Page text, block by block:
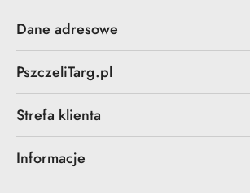
Dane adresowe
PszczeliTarg.pl
Strefa klienta
Informacje